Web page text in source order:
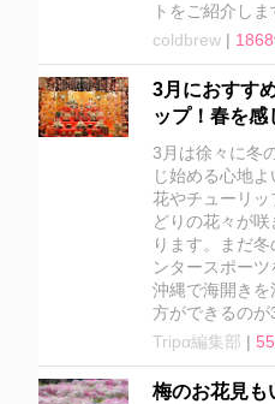
トをご紹介しま
coldbrew |
3月におすす
ップ！春を感
3月は徐々に冬
じ始める心地
花やチューリッ
どりの花々が
ります。まだ
ンタースポー
沖縄で海開き
方ができるのが
Tripα編集部 |
梅のお花見も